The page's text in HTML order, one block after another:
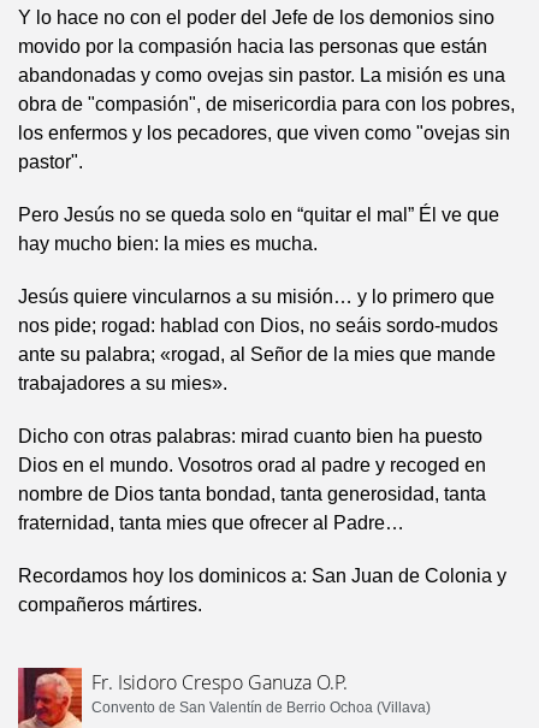
Y lo hace no con el poder del Jefe de los demonios sino
movido por la compasión hacia las personas que están
abandonadas y como ovejas sin pastor. La misión es una
obra de "compasión", de misericordia para con los pobres,
los enfermos y los pecadores, que viven como "ovejas sin
pastor".
Pero Jesús no se queda solo en “quitar el mal” Él ve que
hay mucho bien: la mies es mucha.
Jesús quiere vincularnos a su misión… y lo primero que
nos pide; rogad: hablad con Dios, no seáis sordo-mudos
ante su palabra; «rogad, al Señor de la mies que mande
trabajadores a su mies».
Dicho con otras palabras: mirad cuanto bien ha puesto
Dios en el mundo. Vosotros orad al padre y recoged en
nombre de Dios tanta bondad, tanta generosidad, tanta
fraternidad, tanta mies que ofrecer al Padre…
Recordamos hoy los dominicos a: San Juan de Colonia y
compañeros mártires.
Fr. Isidoro Crespo Ganuza O.P.
Convento de San Valentín de Berrio Ochoa (Villava)